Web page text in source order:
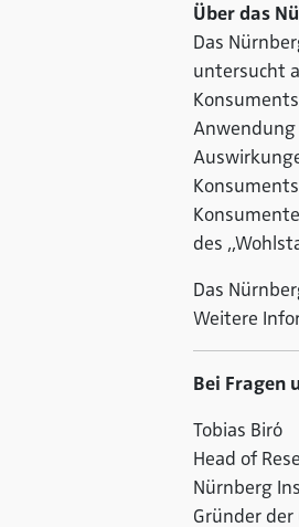
Über das
Das
untersucht
Anwendung
des
Das
Weitere
Bei Fragen
Tobias Biró
Head of
Nürnberg
Gründer der